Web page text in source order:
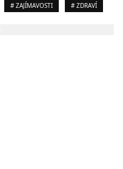
# ZAJÍMAVOSTI # ZDRAVÍ